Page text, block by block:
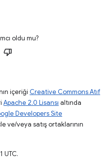
oldu mu?
içeriği Creative Commons Atıf
Apache 2.0 Lisansı altında
Developers Site
ve/veya satış ortaklarının
UTC.